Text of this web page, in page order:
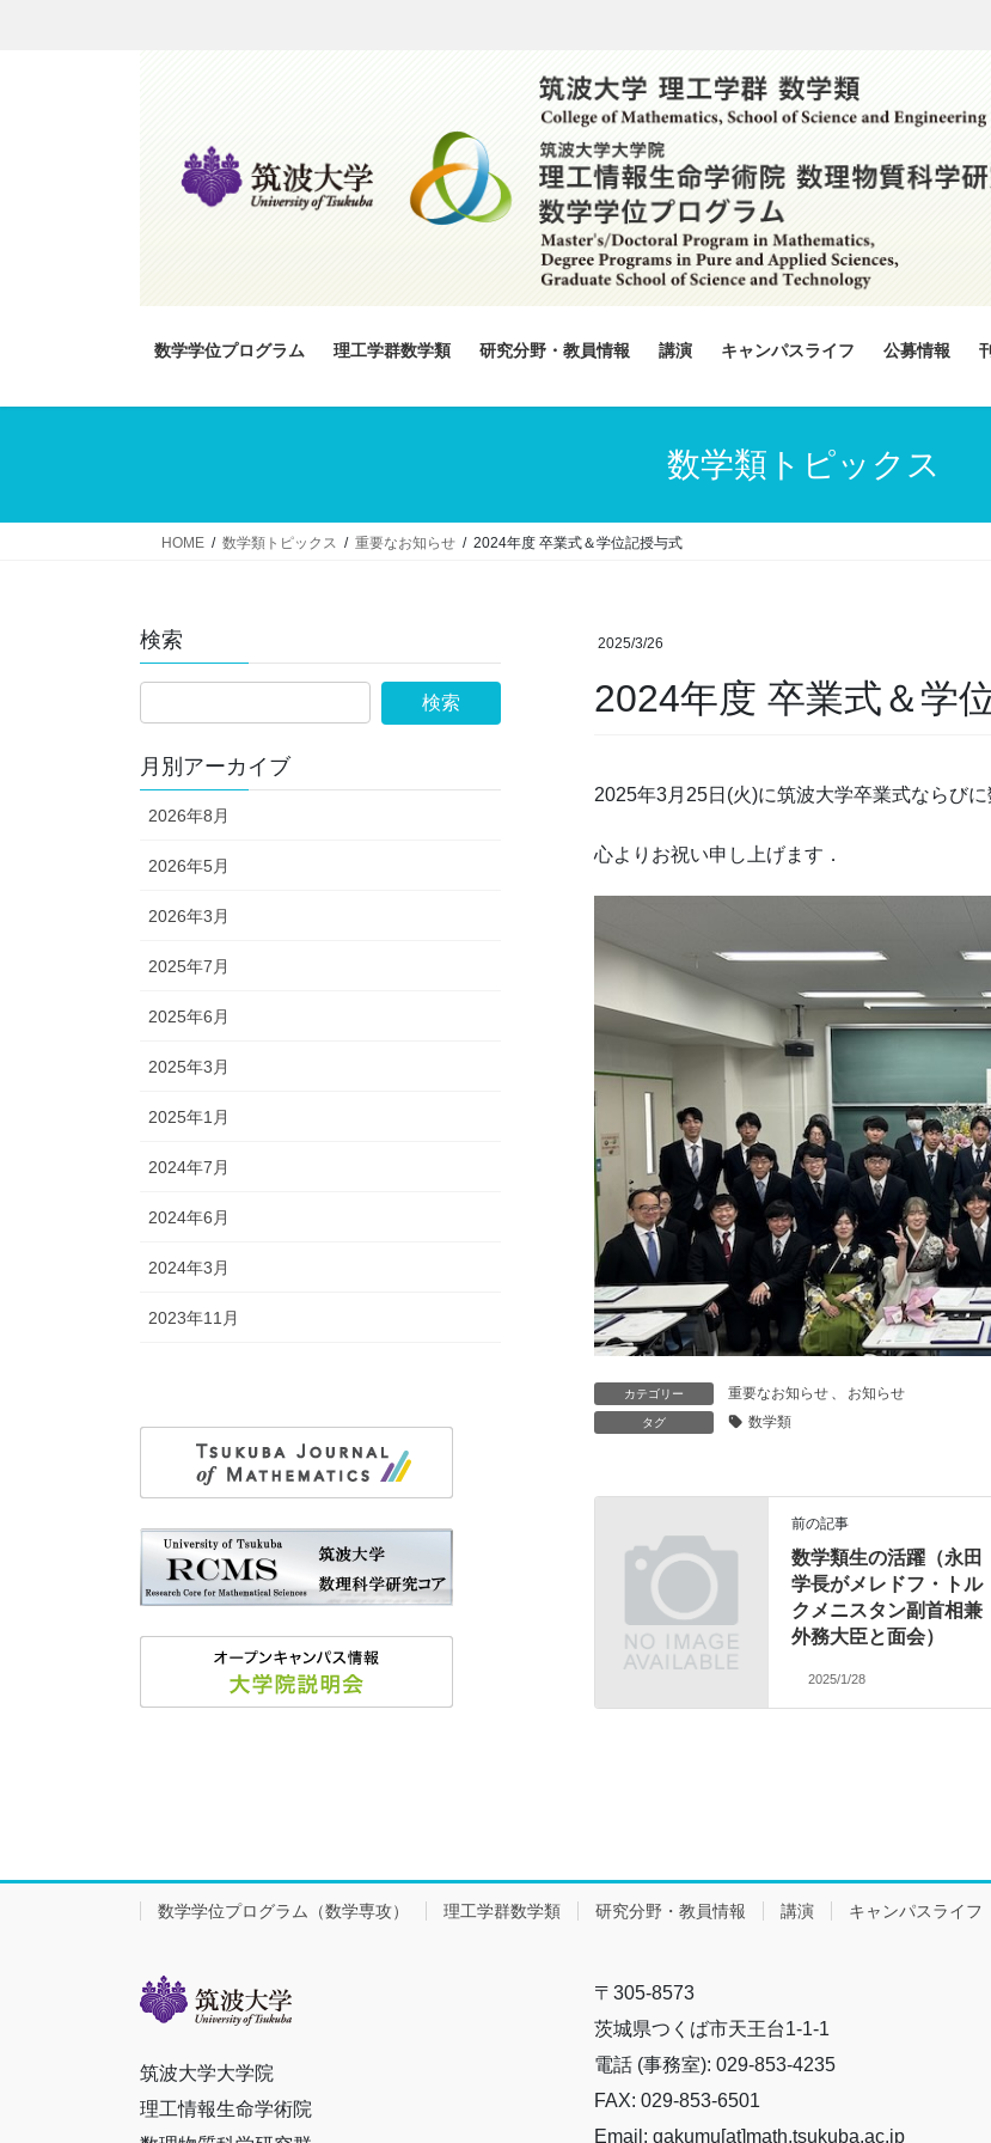
数学学位プログラム 理工学群数学類 研究分野・教員情報 講演 キャンパスライフ 公募情報
数学類トピックス
HOME 数学類トピックス 重要なお知らせ 2024年度 卒業式＆学位記授与式
2025/3/26
2024年度 卒業式＆学
2025年3月25日(火)に筑波大学卒業式ならび
心よりお祝い申し上げます．
カテゴリー 重要なお知らせ 、 お知らせ
タグ 数学類
前の記事
数学類生の活躍（永田
学長がメレドフ・トル
クメニスタン副首相兼
外務大臣と面会）
2025/1/28
検索
月別アーカイブ
2026年8月
2026年5月
2026年3月
2025年7月
2025年6月
2025年3月
2025年1月
2024年7月
2024年6月
2024年3月
2023年11月
数学学位プログラム（数学専攻） 理工学群数学類 研究分野・教員情報 講演 キャンパスライフ
筑波大学大学院
理工情報生命学術院
〒305-8573
茨城県つくば市天王台1-1-1
電話 (事務室): 029-853-4235
FAX: 029-853-6501
Email: gakumu[at]math.tsukuba.ac.jp